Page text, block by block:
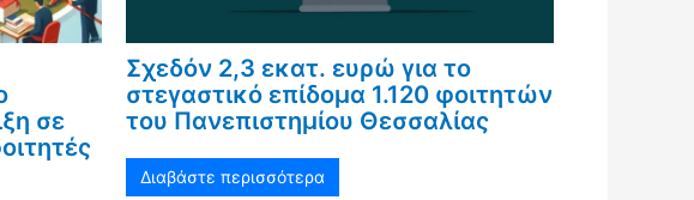
σε
Σχεδόν 2,3 εκατ. ευρώ για το
στεγαστικό επίδομα 1.120 φοιτητών
του Πανεπιστημίου Θεσσαλίας
Διαβάστε περισσότερα